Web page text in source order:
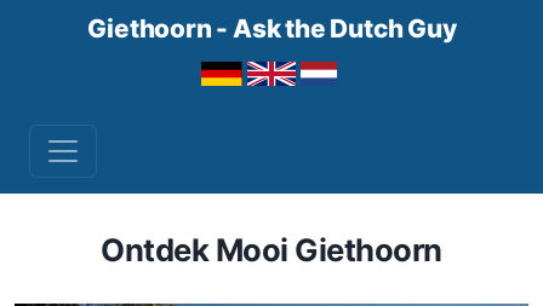
Giethoorn - Ask the Dutch Guy
Ontdek Mooi Giethoorn